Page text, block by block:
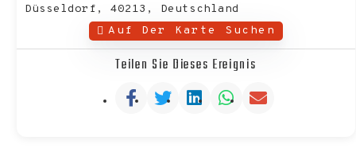
Düsseldorf, 40213, Deutschland
Auf Der Karte Suchen
Teilen Sie Dieses Ereignis